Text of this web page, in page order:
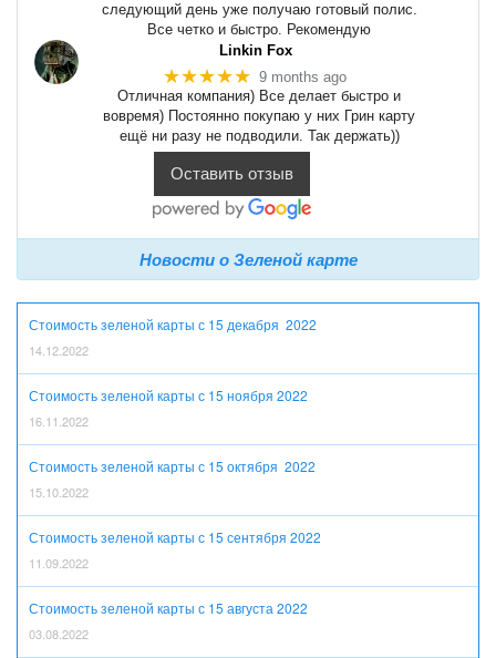
следующий день уже получаю готовый полис.
Все четко и быстро. Рекомендую
Linkin Fox
★★★★★ 9 months ago
Отличная компания) Все делает быстро и
вовремя) Постоянно покупаю у них Грин карту
ещё ни разу не подводили. Так держать))
Оставить отзыв
Новости о Зеленой карте
Стоимость зеленой карты с 15 декабря 2022
14.12.2022
Стоимость зеленой карты с 15 ноября 2022
16.11.2022
Стоимость зеленой карты с 15 октября 2022
15.10.2022
Стоимость зеленой карты с 15 сентября 2022
11.09.2022
Стоимость зеленой карты с 15 августа 2022
03.08.2022